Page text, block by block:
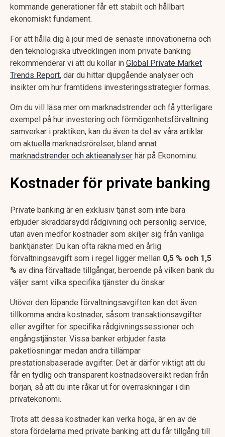
kommande generationer får ett stabilt och hållbart
ekonomiskt fundament.
För att hålla dig à jour med de senaste innovationerna och
den teknologiska utvecklingen inom private banking
rekommenderar vi att du kollar in Global Private Market
Trends Report, där du hittar djupgående analyser och
insikter om hur framtidens investeringsstrategier formas.
Om du vill läsa mer om marknadstrender och få ytterligare
exempel på hur investering och förmögenhetsförvaltning
samverkar i praktiken, kan du även ta del av våra artiklar
om aktuella marknadsrörelser, bland annat
marknadstrender och aktieanalyser här på Ekonominu.
Kostnader för private banking
Private banking är en exklusiv tjänst som inte bara
erbjuder skräddarsydd rådgivning och personlig service,
utan även medför kostnader som skiljer sig från vanliga
banktjänster. Du kan ofta räkna med en årlig
förvaltningsavgift som i regel ligger mellan 0,5 % och 1,5
% av dina förvaltade tillgångar, beroende på vilken bank du
väljer samt vilka specifika tjänster du önskar.
Utöver den löpande förvaltningsavgiften kan det även
tillkomma andra kostnader, såsom transaktionsavgifter
eller avgifter för specifika rådgivningssessioner och
engångstjänster. Vissa banker erbjuder fasta
paketlösningar medan andra tillämpar
prestationsbaserade avgifter. Det är därför viktigt att du
får en tydlig och transparent kostnadsöversikt redan från
början, så att du inte råkar ut för överraskningar i din
privatekonomi.
Trots att dessa kostnader kan verka höga, är en av de
stora fördelarna med private banking att du får tillgång till